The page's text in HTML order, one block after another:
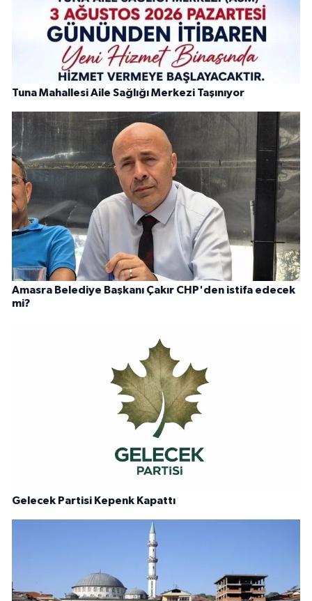
Tuna Mahallesi Aile Sağlığı Merkezi Taşınıyor
Amasra Belediye Başkanı Çakır CHP'den istifa edecek
mi?
Gelecek Partisi Kepenk Kapattı